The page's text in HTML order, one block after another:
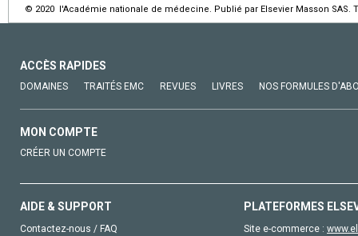
© 2020 l'Académie nationale de médecine. Publié par Elsevier Masson SAS.
ACCÈS RAPIDES
DOMAINES TRAITÉS EMC REVUES LIVRES NOS FORMULES
MON COMPTE
CRÉER UN COMPTE
AIDE & SUPPORT
Contactez-nous / FAQ
PLATEFORMES
Site e-commerce :